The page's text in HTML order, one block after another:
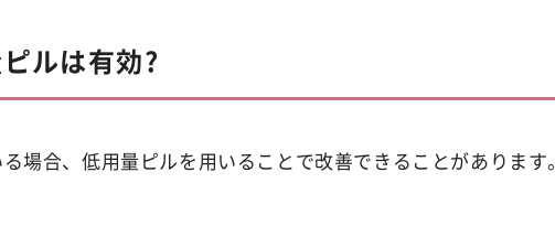
ルは有効?
場合、低用量ピルを用いることで改善できることがあります。